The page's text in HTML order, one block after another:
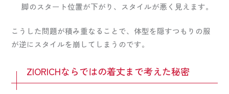
脚のスタート位置が下がり、スタイルが悪く見えます。
こうした問題が積み重なることで、体型を隠すつもりの服
が逆にスタイルを崩してしまうのです。
ZIORICHならではの着丈まで考えた秘密